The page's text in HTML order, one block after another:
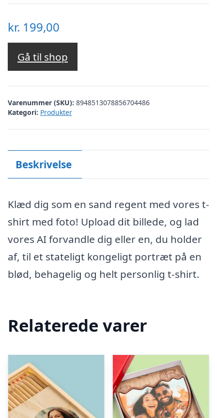
kr. 199,00
Gå til shop
Varenummer (SKU): 8948513078856704486
Kategori: Produkter
Beskrivelse
Klæd dig som en sand regent med vores t-
shirt med foto! Upload dit billede, og lad
vores AI forvandle dig eller en, du holder
af, til et stateligt kongeligt portræt på en
blød, behagelig og helt personlig t-shirt.
Relaterede varer